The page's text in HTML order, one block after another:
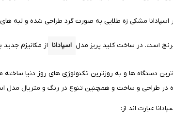
اسپادانا مشکی زه طلایی به صورت گرد طراحی شده و لبه
است. در ساخت کلید پریز مدل اسپادانا از مکانیزم
دستگاه ها و به روزترین تکنولوژی های روز دنیا
طراحی و ساخت و همچنین تنوع در رنگ و متریال مدل
عبارت اند از: